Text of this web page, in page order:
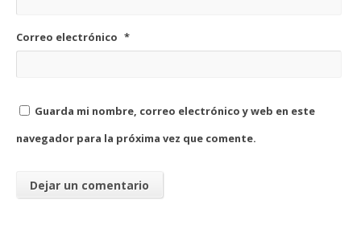
Correo electrónico *
Guarda mi nombre, correo electrónico y web en este
navegador para la próxima vez que comente.